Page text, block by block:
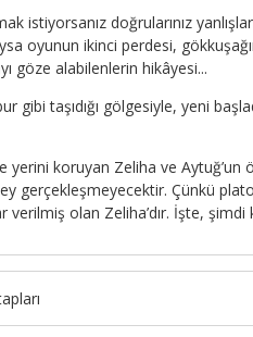
istiyorsanız doğrularınız
oyunun ikinci perdesi,
göze alabilenlerin hikâyesi...
gibi taşıdığı gölgesiyle, yeni
yerini koruyan Zeliha ve
gerçekleşmeyecektir. Çünkü
verilmiş olan Zeliha’dır. İşte,